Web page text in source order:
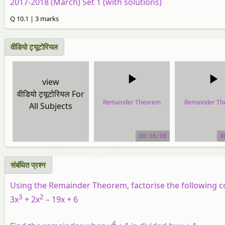
Q 10.1 | 3 marks
वीडियो ट्यूटोरियल
view
वीडियो ट्यूटोरियल For
All Subjects
Remainder Theorem
00:16:06
Remainder
संबंधित प्रश्न
Using the Remainder Theorem, factorise the following
3x3 + 2x2 – 19x + 6